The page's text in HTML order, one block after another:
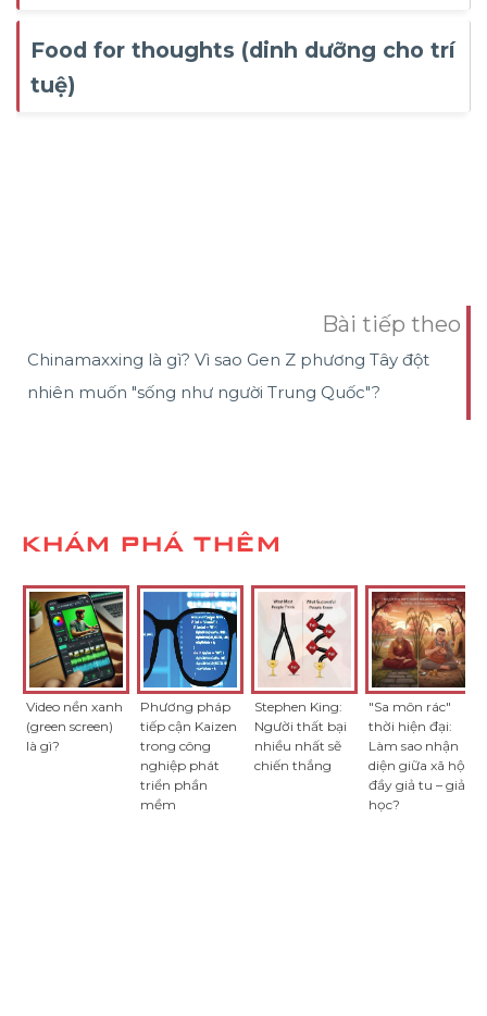
Food for thoughts (dinh dưỡng cho trí
tuệ)
Bài tiếp theo
Chinamaxxing là gì? Vì sao Gen Z phương Tây đột
nhiên muốn "sống như người Trung Quốc"?
Video nền xanh
(green screen)
Phương pháp
tiếp cận Kaizen
trong công
nghiệp phát
triển phần
Stephen King:
Người thất bại
nhiều nhất sẽ
"Sa môn rác"
thời hiện đại:
Làm sao nhận
diện giữa xã hội
đầy giả tu – giả